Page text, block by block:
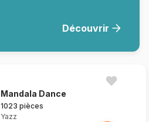
Découvrir
Mandala Dance
1023 pièces
Yazz